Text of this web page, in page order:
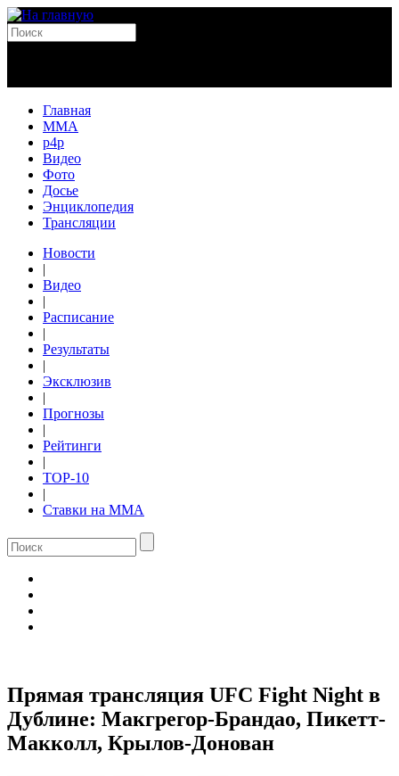
Главная
MMA
p4p
Видео
Фото
Досье
Энциклопедия
Трансляции
Новости
|
Видео
|
Расписание
|
Результаты
|
Эксклюзив
|
Прогнозы
|
Рейтинги
|
TOP-10
|
Ставки на ММА
Прямая трансляция UFC Fight Night в
Дублине: Макгрегор-Брандао, Пикетт-
Макколл, Крылов-Донован